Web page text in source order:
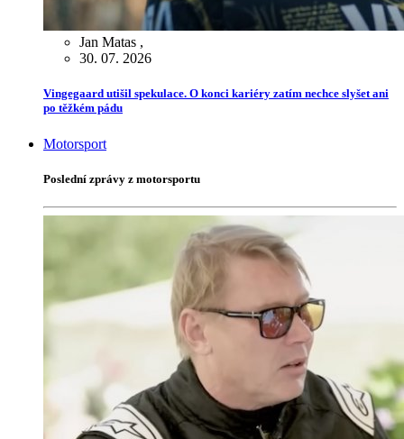
Jan Matas ,
30. 07. 2026
Vingegaard utišil spekulace. O konci kariéry zatím nechce slyšet ani
po těžkém pádu
Motorsport
Poslední zprávy z motorsportu